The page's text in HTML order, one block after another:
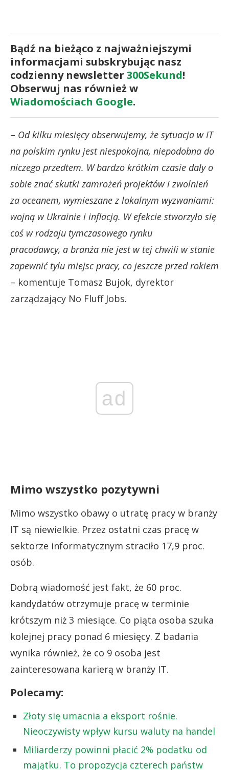
Bądź na bieżąco z najważniejszymi
informacjami subskrybując nasz
codzienny newsletter 300Sekund!
Obserwuj nas również w
Wiadomościach Google.
– Od kilku miesięcy obserwujemy, że sytuacja w IT
na polskim rynku jest niespokojna, niepodobna do
niczego przedtem. W bardzo krótkim czasie dały o
sobie znać skutki zamrożeń projektów i zwolnień
za oceanem, wymieszane z lokalnym wyzwaniami:
wojną w Ukrainie i inflacją. W efekcie stworzyło się
coś w rodzaju tymczasowego rynku
pracodawcy, a branża nie jest w tej chwili w stanie
zapewnić tylu miejsc pracy, co jeszcze przed rokiem
– komentuje Tomasz Bujok, dyrektor
zarządzający No Fluff Jobs.
ad
Mimo wszystko pozytywni
Mimo wszystko obawy o utratę pracy w branży
IT są niewielkie. Przez ostatni czas pracę w
sektorze informatycznym straciło 17,9 proc.
osób.
Dobrą wiadomość jest fakt, że 60 proc.
kandydatów otrzymuje pracę w terminie
krótszym niż 3 miesiące. Co piąta osoba szuka
kolejnej pracy ponad 6 miesięcy. Z badania
wynika również, że co 9 osoba jest
zainteresowana karierą w branży IT.
Polecamy:
Złoty się umacnia a eksport rośnie.
Nieoczywisty wpływ kursu waluty na handel
Miliarderzy powinni płacić 2% podatku od
majątku. To propozycja czterech państw